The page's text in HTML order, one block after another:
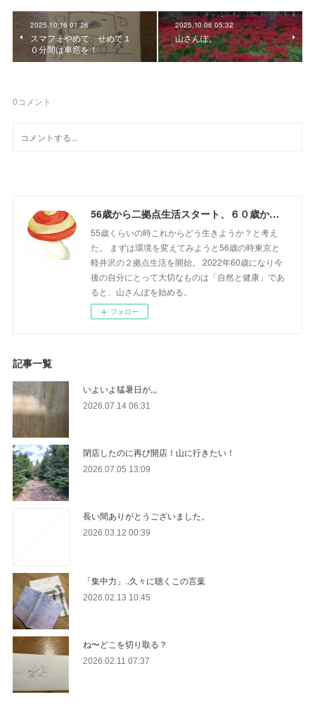
2025.10.16 01:26
スマフォやめて、せめて１
０分間は車窓を！
2025.10.06 05:32
山さんぽ。
0コメント
56歳から二拠点生活スタート、６０歳からの山さんぽ
55歳くらいの時これからどう生きようか？と考え
た。 まずは環境を変えてみようと56歳の時東京と
軽井沢の２拠点生活を開始。 2022年60歳になり今
後の自分にとって大切なものは「自然と健康」であ
ると、山さんぽを始める。
フォロー
記事一覧
いよいよ猛暑日が,,,
2026.07.14 06:31
閉店したのに再び開店！山に行きたい！
2026.07.05 13:09
長い間ありがとうございました。
2026.03.12 00:39
「集中力」..久々に聴くこの言葉
2026.02.13 10:45
ね〜どこを切り取る？
2026.02.11 07:37